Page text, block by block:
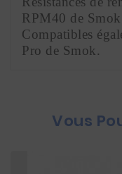
RPM40 de
Compatibles
Pro de Smok.
Vous